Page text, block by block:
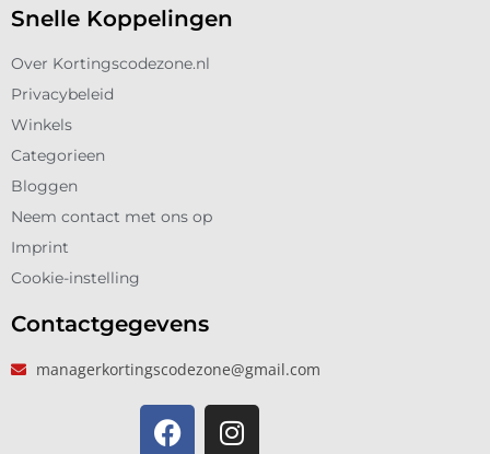
Snelle Koppelingen
Over Kortingscodezone.nl
Privacybeleid
Winkels
Categorieen
Bloggen
Neem contact met ons op
Imprint
Cookie-instelling
Contactgegevens
managerkortingscodezone@gmail.com